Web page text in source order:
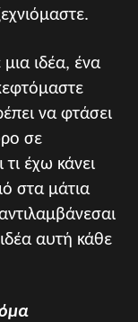
ιδέα, ένα
να φτάσει
σε
έχω κάνει
στα μάτια
αυτή κάθε